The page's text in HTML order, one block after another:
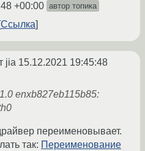
+00:00 автор топика
Ссылка
jia 15.12.2021 19:45:48
enxb827eb115b85:
переименовывает.
так: Переименование